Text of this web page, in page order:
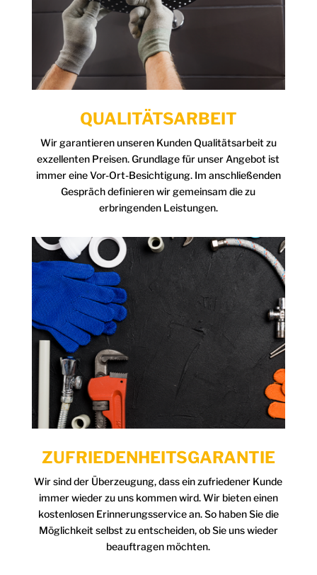
QUALITÄTSARBEIT
Wir garantieren unseren Kunden Qualitätsarbeit zu
exzellenten Preisen. Grundlage für unser Angebot ist
immer eine Vor-Ort-Besichtigung. Im anschließenden
Gespräch definieren wir gemeinsam die zu
erbringenden Leistungen.
ZUFRIEDENHEITSGARANTIE
Wir sind der Überzeugung, dass ein zufriedener Kunde
immer wieder zu uns kommen wird. Wir bieten einen
kostenlosen Erinnerungsservice an. So haben Sie die
Möglichkeit selbst zu entscheiden, ob Sie uns wieder
beauftragen möchten.